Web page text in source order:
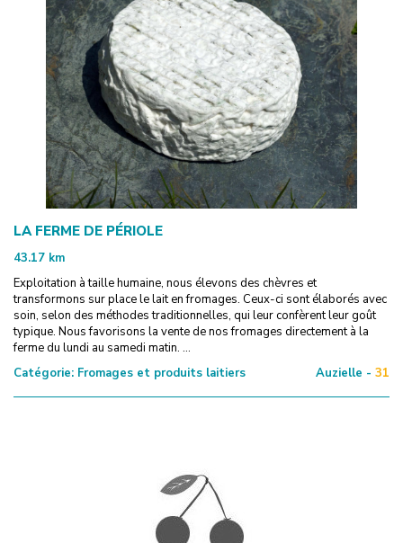
LA FERME DE PÉRIOLE
43.17 km
Exploitation à taille humaine, nous élevons des chèvres et
transformons sur place le lait en fromages. Ceux-ci sont élaborés avec
soin, selon des méthodes traditionnelles, qui leur confèrent leur goût
typique. Nous favorisons la vente de nos fromages directement à la
ferme du lundi au samedi matin. ...
Catégorie: Fromages et produits laitiers Auzielle - 31